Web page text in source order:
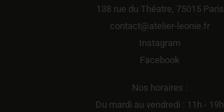
138 rue du Théatre, 75015 Paris
contact@atelier-leonie.fr
Instagram
Facebook
Nos horaires :
Du mardi au vendredi : 11h - 19h